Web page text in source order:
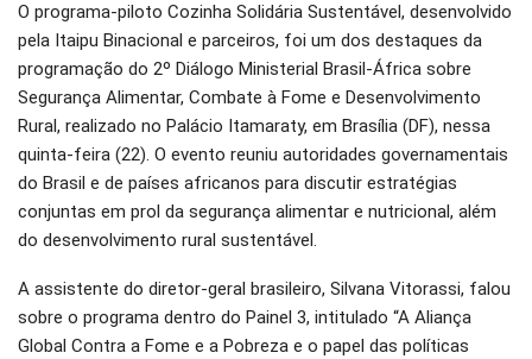
WhatsApp Pinterest
O email
O programa-piloto Cozinha Solidária Sustentável, desenvolvido
pela Itaipu Binacional e parceiros, foi um dos destaques da
programação do 2º Diálogo Ministerial Brasil-África sobre
Segurança Alimentar, Combate à Fome e Desenvolvimento
Rural, realizado no Palácio Itamaraty, em Brasília (DF), nessa
quinta-feira (22). O evento reuniu autoridades governamentais
do Brasil e de países africanos para discutir estratégias
conjuntas em prol da segurança alimentar e nutricional, além
do desenvolvimento rural sustentável.
A assistente do diretor-geral brasileiro, Silvana Vitorassi, falou
sobre o programa dentro do Painel 3, intitulado “A Aliança
Global Contra a Fome e a Pobreza e o papel das políticas